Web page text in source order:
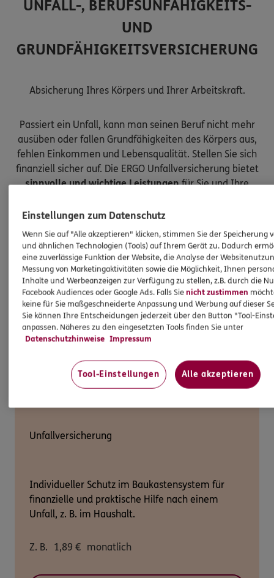
UNFALL-, BERUFSUNFÄHIGKEITS-
UND
GRUNDFÄHIGKEITSVERSICHERUNG
Absicherung Ihres Körpers und Ihrer Arbeitskraft.
Passiert ein Unfall, kann man seinen Beruf nicht mehr
ausüben oder fallen Grundfähigkeiten des Körpers aus,
fehlen Einkommen und Lebensqualität. Stellen Sie sich
finanziell sicher auf. Die ERGO Unfallversicherung bietet
sinnvolle und wichtige Leistungenfür Sie und Ihre
Unfallversicherung
Individueller Schutz im Baukastensystem für
finanzielle und praktische Hilfe nach einem
Unfall, z. B. im Haushalt.
Z. B. 1,89 € monatlich
Einstellungen zum Datenschutz
Wenn Sie auf "Alle akzeptieren" klicken, stimmen Sie der Speicherung
und ähnlichen Technologien (Tools) auf Ihrem Gerät zu. Dadurch
eine zuverlässige Funktion der Website, die Analyse der
Messung von Marketingaktivitäten sowie die Möglichkeit, Ihnen
Inhalte und Werbeanzeigen zur Verfügung zu stellen, z.B. durch die
Facebook Audiences oder Google Ads. Falls Sienicht zustimmen
keine für Sie maßgeschneiderte Anpassung und Werbung auf dieser
Sie können Ihre Entscheidungen jederzeit über den Button "Tool-
anpassen. Näheres zu den eingesetzten Tools finden Sie unter
Datenschutzhinweise Impressum
Tool-Einstellungen Alle akzeptieren